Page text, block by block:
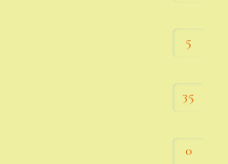
5
35
0